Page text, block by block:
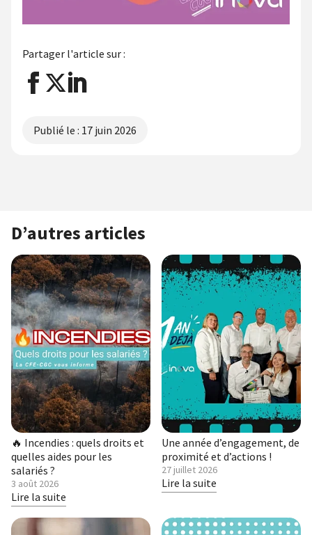
Partager l'article sur :
Publié le : 17 juin 2026
D’autres articles
🔥 Incendies : quels droits et
quelles aides pour les
salariés ?
Publié
le
3 août 2026
Lire la suite
Une année d’engagement, de
proximité et d’actions !
Publié
le
27 juillet 2026
Lire la suite